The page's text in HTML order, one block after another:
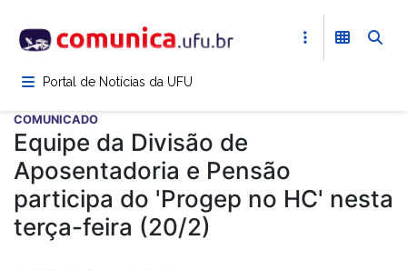
para
conteúdoPortal de Notícias da UFU
COMUNICADO
Equipe da Divisão de
Aposentadoria e Pensão
participa do 'Progep no HC' nesta
terça-feira (20/2)